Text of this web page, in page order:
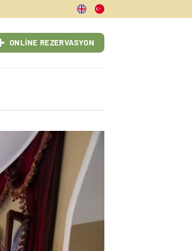
ONLINE REZERVASYON